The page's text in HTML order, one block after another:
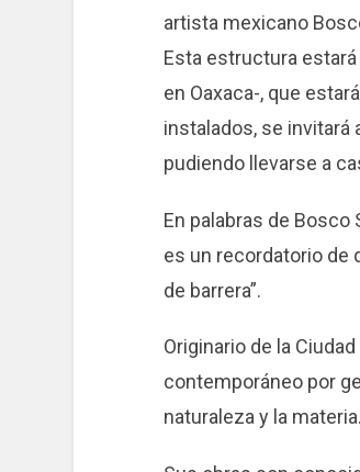
artista mexicano
Esta estructura
en Oaxaca-, que
instalados, se invitará
pudiendo llevarse a
En palabras de Bosco
es un recordatorio de
de barrera”.
Originario de la
contemporáneo por
naturaleza y la materia.